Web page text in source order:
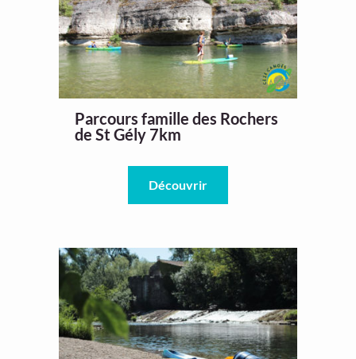
Parcours famille des Rochers
de St Gély 7km
Découvrir